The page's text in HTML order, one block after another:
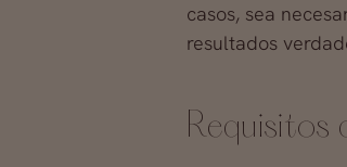
casos, sea
resultados
Requisitos